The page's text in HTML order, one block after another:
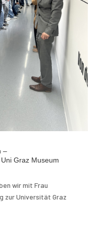
–
Graz Museum
wir mit Frau
zur Universität Graz